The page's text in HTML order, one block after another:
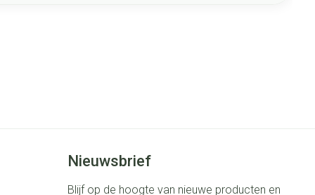
Nieuwsbrief
Blijf op de hoogte van nieuwe producten en